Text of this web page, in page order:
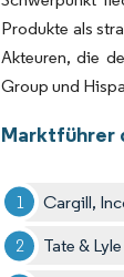
Produkte als
Akteuren, die
Group und
Marktführer
Cargill,
Tate &